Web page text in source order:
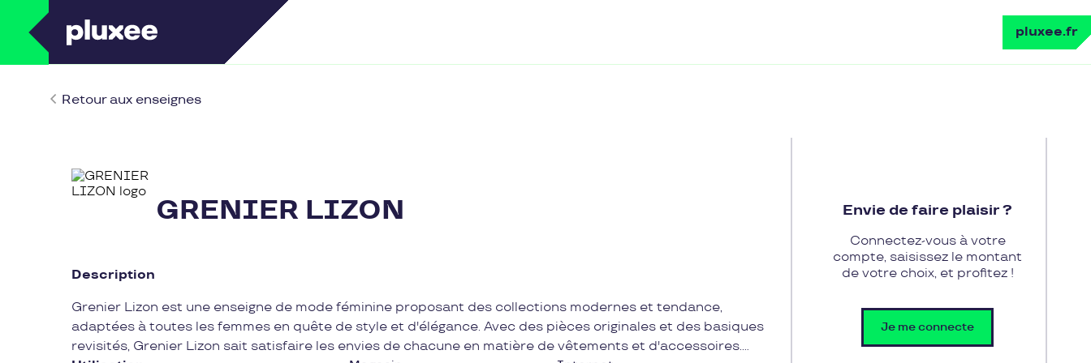
pluxee.fr
Retour aux enseignes
GRENIER LIZON
Description
Grenier Lizon est une enseigne de mode féminine proposant des collections modernes et tendance,
adaptées à toutes les femmes en quête de style et d'élégance. Avec des pièces originales et des basiques
revisités, Grenier Lizon sait satisfaire les envies de chacune en matière de vêtements et d'accessoires.
Envie de faire plaisir ?
Connectez-vous à votre
compte, saisissez le montant
de votre choix, et profitez !
Je me connecte